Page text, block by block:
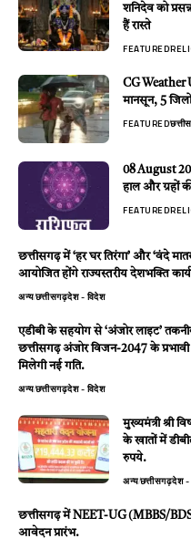
शनिदेव को
हैं रास्ते
FEATURED
CG Weather
मानसून, 5 जिलों
FEATURED
08 August
हाल और ग्रहों
FEATURED
छत्तीसगढ़ में ‘हर घर तिरंगा’ और ‘वंदे
आयोजित होंगे राज्यस्तरीय देशभक्ति
अन्यछत्तीसगढ़देश - विदेश
एडीबी के सहयोग से ‘अंजोर लाइट’
छत्तीसगढ़ अंजोर विजन-2047 के प्रभावी
मिलेगी नई गति.
अन्यछत्तीसगढ़देश - विदेश
मुख्यमंत्री श्री
के खातों में
रुपये.
अन्यछत्तीसगढ़देश -
छत्तीसगढ़ में NEET-UG (MBBS/
आवेदन प्रारंभ.